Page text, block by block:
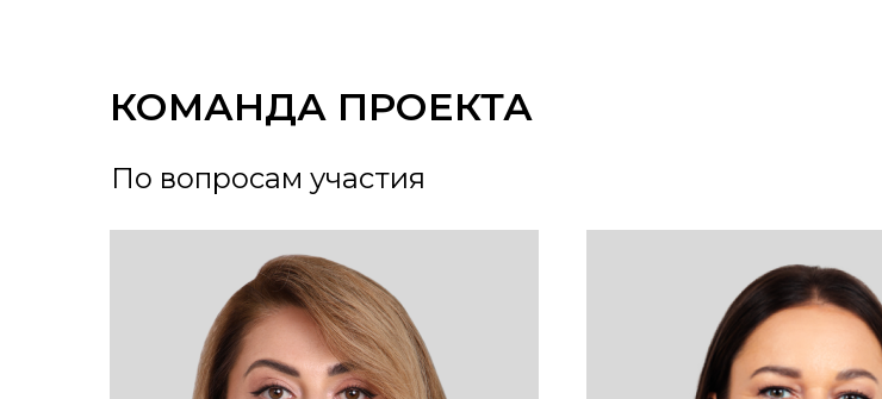
КОМАНДА ПРОЕКТА
По вопросам участия